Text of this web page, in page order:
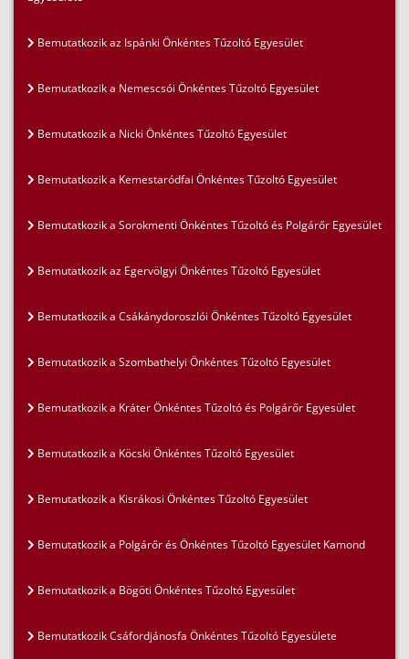
Bemutatkozik az Ispánki Önkéntes Tűzoltó Egyesület
Bemutatkozik a Nemescsói Önkéntes Tűzoltó Egyesület
Bemutatkozik a Nicki Önkéntes Tűzoltó Egyesület
Bemutatkozik a Kemestaródfai Önkéntes Tűzoltó Egyesület
Bemutatkozik a Sorokmenti Önkéntes Tűzoltó és Polgárőr Egyesület
Bemutatkozik az Egervölgyi Önkéntes Tűzoltó Egyesület
Bemutatkozik a Csákánydoroszlói Önkéntes Tűzoltó Egyesület
Bemutatkozik a Szombathelyi Önkéntes Tűzoltó Egyesület
Bemutatkozik a Kráter Önkéntes Tűzoltó és Polgárőr Egyesület
Bemutatkozik a Köcski Önkéntes Tűzoltó Egyesület
Bemutatkozik a Kisrákosi Önkéntes Tűzoltó Egyesület
Bemutatkozik a Polgárőr és Önkéntes Tűzoltó Egyesület Kamond
Bemutatkozik a Bögöti Önkéntes Tűzoltó Egyesület
Bemutatkozik Csáfordjánosfa Önkéntes Tűzoltó Egyesülete